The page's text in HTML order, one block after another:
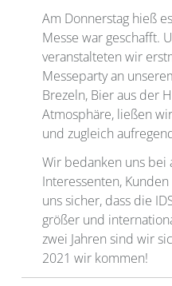
Am Donnerstag hieß
Messe war geschafft.
veranstalteten wir
Messeparty an
Brezeln, Bier aus der
Atmosphäre, ließen
und zugleich
Wir bedanken uns bei
Interessenten,
uns sicher, dass die
größer und
zwei Jahren sind wir
2021 wir kommen!